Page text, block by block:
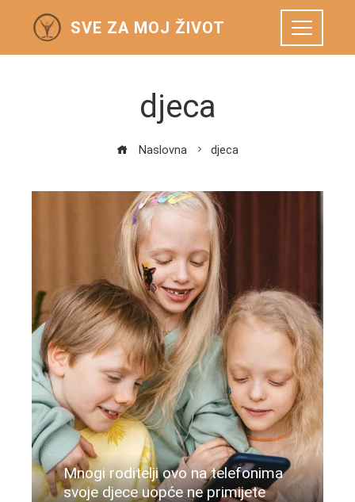
SVE ZA MOJ ŽIVOT
djeca
Naslovna djeca
Mnogi roditelji ovo na telefonima
svoje djece uopće ne primijete